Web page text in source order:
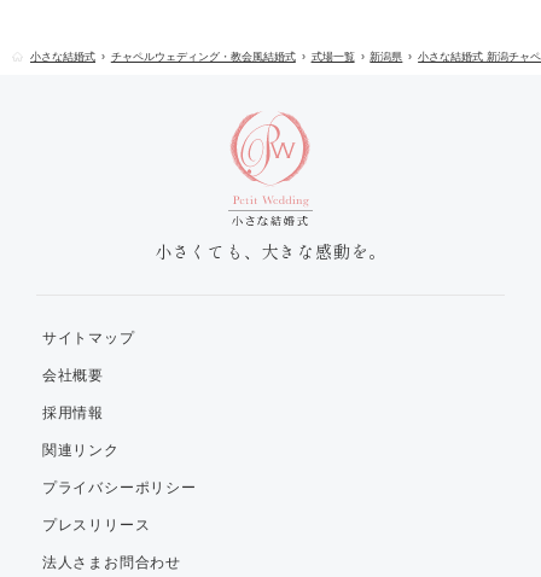
小さな結婚式 チャペルウェディング・教会風結婚式 式場一覧 新潟県 小さな結婚式 新潟チャ
小さくても、大きな感動を。
サイトマップ
会社概要
採用情報
関連リンク
プライバシーポリシー
プレスリリース
法人さまお問合わせ